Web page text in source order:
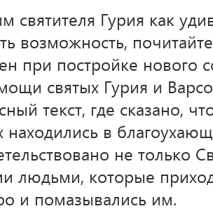
святителя Гурия как
возможность,
при постройке нового
святых Гурия и
текст, где сказано,
находились в
не только
людьми, которые
и помазывались им.